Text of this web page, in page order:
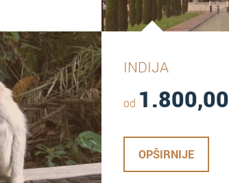
INDIJA
od 1.800,00
OPŠIRNIJE